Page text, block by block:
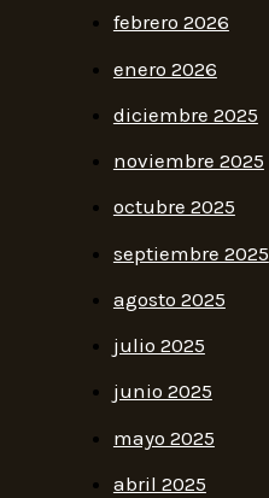
febrero 2026
enero 2026
diciembre 2025
noviembre 2025
octubre 2025
septiembre 2025
agosto 2025
julio 2025
junio 2025
mayo 2025
abril 2025